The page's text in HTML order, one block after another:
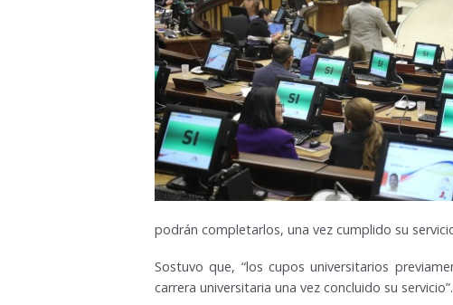
podrán completarlos, una vez cumplido su
Sostuvo que, “los cupos universitarios
carrera universitaria una vez concluido su servicio”.